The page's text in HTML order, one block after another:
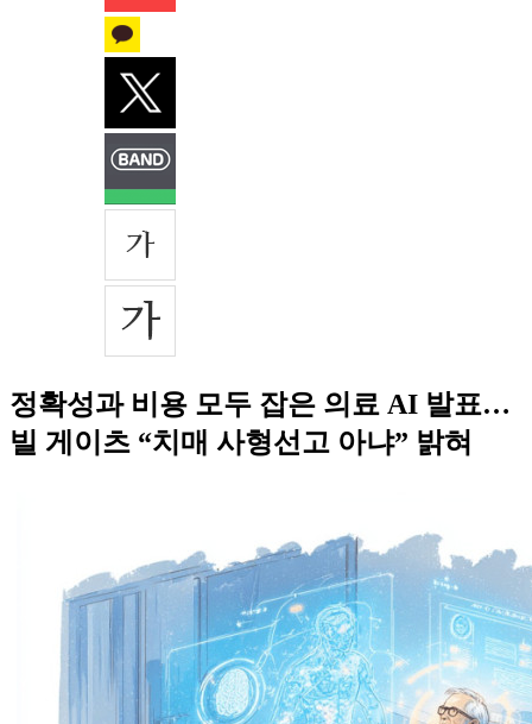
정확성과 비용 모두 잡은 의료 AI 발표…
빌 게이츠 “치매 사형선고 아냐” 밝혀